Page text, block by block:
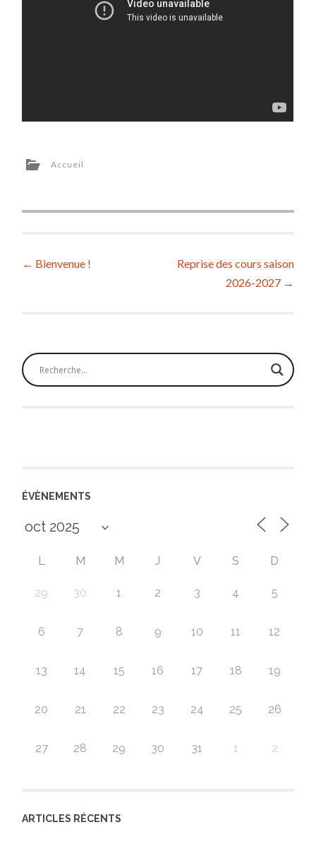
Accueil
Post
← Bienvenue !
Reprise des cours saison
2026-2027 →
ÉVÈNEMENTS
L M M J V S D
29 30 1 2 3 4 5
6 7 8 9 10 11 12
13 14 15 16 17 18 19
20 21 22 23 24 25 26
27 28 29 30 31 1 2
ARTICLES RÉCENTS